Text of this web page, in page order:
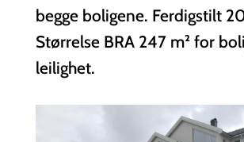
begge boligene. Ferdigstilt
Størrelse BRA 247 m² for
leilighet.